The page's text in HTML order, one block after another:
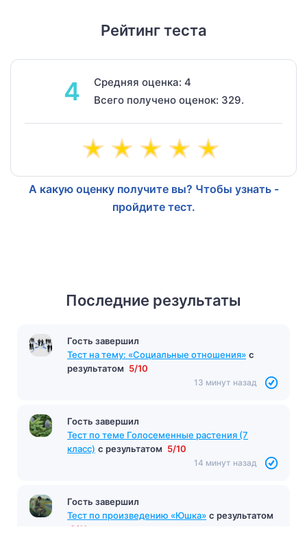
Рейтинг теста
4
Средняя оценка: 4
Всего получено оценок: 329.
А какую оценку получите вы? Чтобы узнать -
пройдите тест.
Последние результаты
Гость завершил
Тест на тему: «Социальные отношения» с
результатом 5/10
13 минут назад
Гость завершил
Тест по теме Голосеменные растения (7
класс) с результатом 5/10
14 минут назад
Гость завершил
Тест по произведению «Юшка» с результатом
9/11